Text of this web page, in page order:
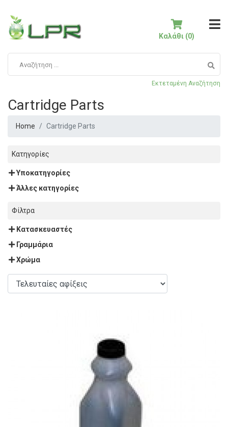
Εκτεταμένη Αναζήτηση
Καλάθι (0)
Cartridge Parts
Home Cartridge Parts
Κατηγορίες
Υποκατηγορίες
Άλλες κατηγορίες
Φίλτρα
Κατασκευαστές
Γραμμάρια
Χρώμα